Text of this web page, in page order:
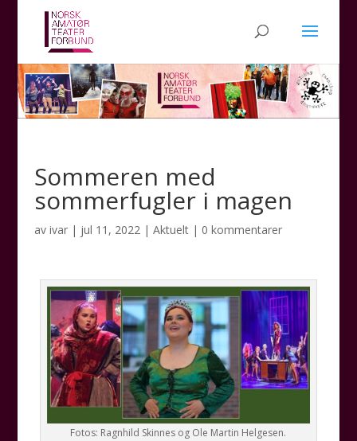
Sommeren med
sommerfugler i magen
av ivar| jul 11, 2022| Aktuelt| 0 kommentarer
Fotos: Ragnhild Skinnes og Ole Martin Helgesen.